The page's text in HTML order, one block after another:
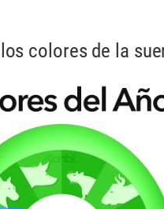
colores de la